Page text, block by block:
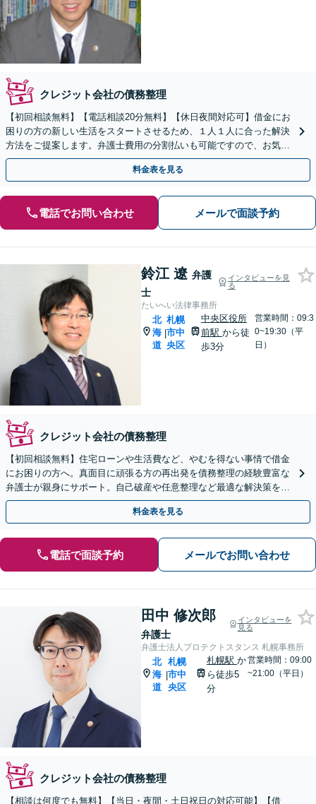
クレジット会社の債務整理
【初回相談無料】【電話相談20分無料】【休日夜間対応可】借金にお
困りの方の新しい生活をスタートさせるため、１人１人に合った解決
方法をご提案します。弁護士費用の分割払いも可能ですので、お気軽
にご相談下さい。【札幌市を中心に全道各地対応可】
料金表を見る
電話でお問い合わせ メールで面談予約
鈴江 遼 弁護
士
インタビューを見
る
たいへい法律事務所
北
海
道
|
札幌
市中
央区
中央区役所
前駅 から徒
歩3分
営業時間：09:3
0~19:30（平
日）
クレジット会社の債務整理
【初回相談無料】住宅ローンや生活費など、やむを得ない事情で借金
にお困りの方へ。真面目に頑張る方の再出発を債務整理の経験豊富な
弁護士が親身にサポート。自己破産や任意整理など最適な解決策をご
提案します。地下鉄駅徒歩５分。まずはご相談ください。
料金表を見る
電話で面談予約 メールでお問い合わせ
田中 修次郎
弁護士
インタビューを
見る
弁護士法人プロテクトスタンス 札幌事務所
北
海
道
|
札幌
市中
央区
札幌駅 か
ら徒歩5
分
営業時間：09:00
~21:00（平日）
クレジット会社の債務整理
【相談は何度でも無料】【当日・夜間・土日祝日の対応可能】【借